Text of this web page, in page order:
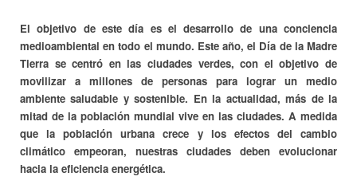
El objetivo de este día es el desarrollo de una conciencia
medioambiental en todo el mundo. Este año, el Día de la Madre
Tierra se centró en las ciudades verdes, con el objetivo de
movilizar a millones de personas para lograr un medio
ambiente saludable y sostenible. En la actualidad, más de la
mitad de la población mundial vive en las ciudades. A medida
que la población urbana crece y los efectos del cambio
climático empeoran, nuestras ciudades deben evolucionar
hacia la eficiencia energética.